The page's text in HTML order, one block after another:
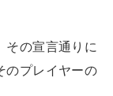
その宣言通りに
のプレイヤーの